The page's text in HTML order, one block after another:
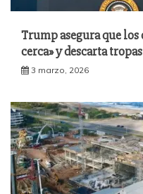
Trump asegura que
cerca» y descarta
3 marzo, 2026